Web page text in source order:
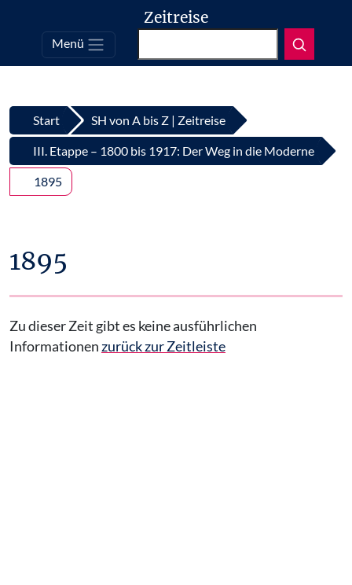
Top
Zum Inhalt springen
Zeitreise
Menü
Start SH von A bis Z | Zeitreise
III. Etappe – 1800 bis 1917: Der Weg in die Moderne
1895
1895
Zu dieser Zeit gibt es keine ausführlichen
Informationenzurück zur Zeitleiste